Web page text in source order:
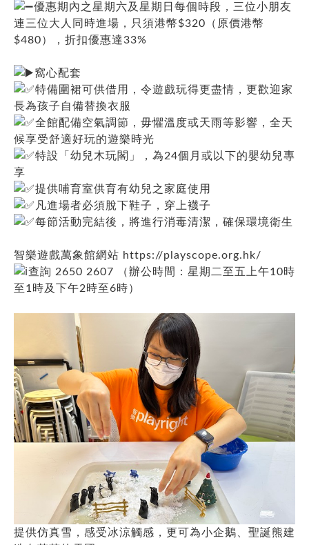
優惠期內之星期六及星期日每個時段，三位小朋友
連三位大人同時進場，只須港幣$320（原價港幣
$480），折扣優惠達33%
窩心配套
特備圍裙可供借用，令遊戲玩得更盡情，更歡迎家
長為孩子自備替換衣服
全館配備空氣調節，毋懼溫度或天雨等影響，全天
候享受舒適好玩的遊樂時光
特設「幼兒木玩閣」，為24個月或以下的嬰幼兒專
享
提供哺育室供育有幼兒之家庭使用
凡進場者必須脫下鞋子，穿上襪子
每節活動完結後，將進行消毒清潔，確保環境衛生
智樂遊戲萬象館網站 https://playscope.org.hk/
查詢 2650 2607 （辦公時間：星期二至五上午10時
至1時及下午2時至6時）
提供仿真雪，感受冰涼觸感，更可為小企鵝、聖誕熊建